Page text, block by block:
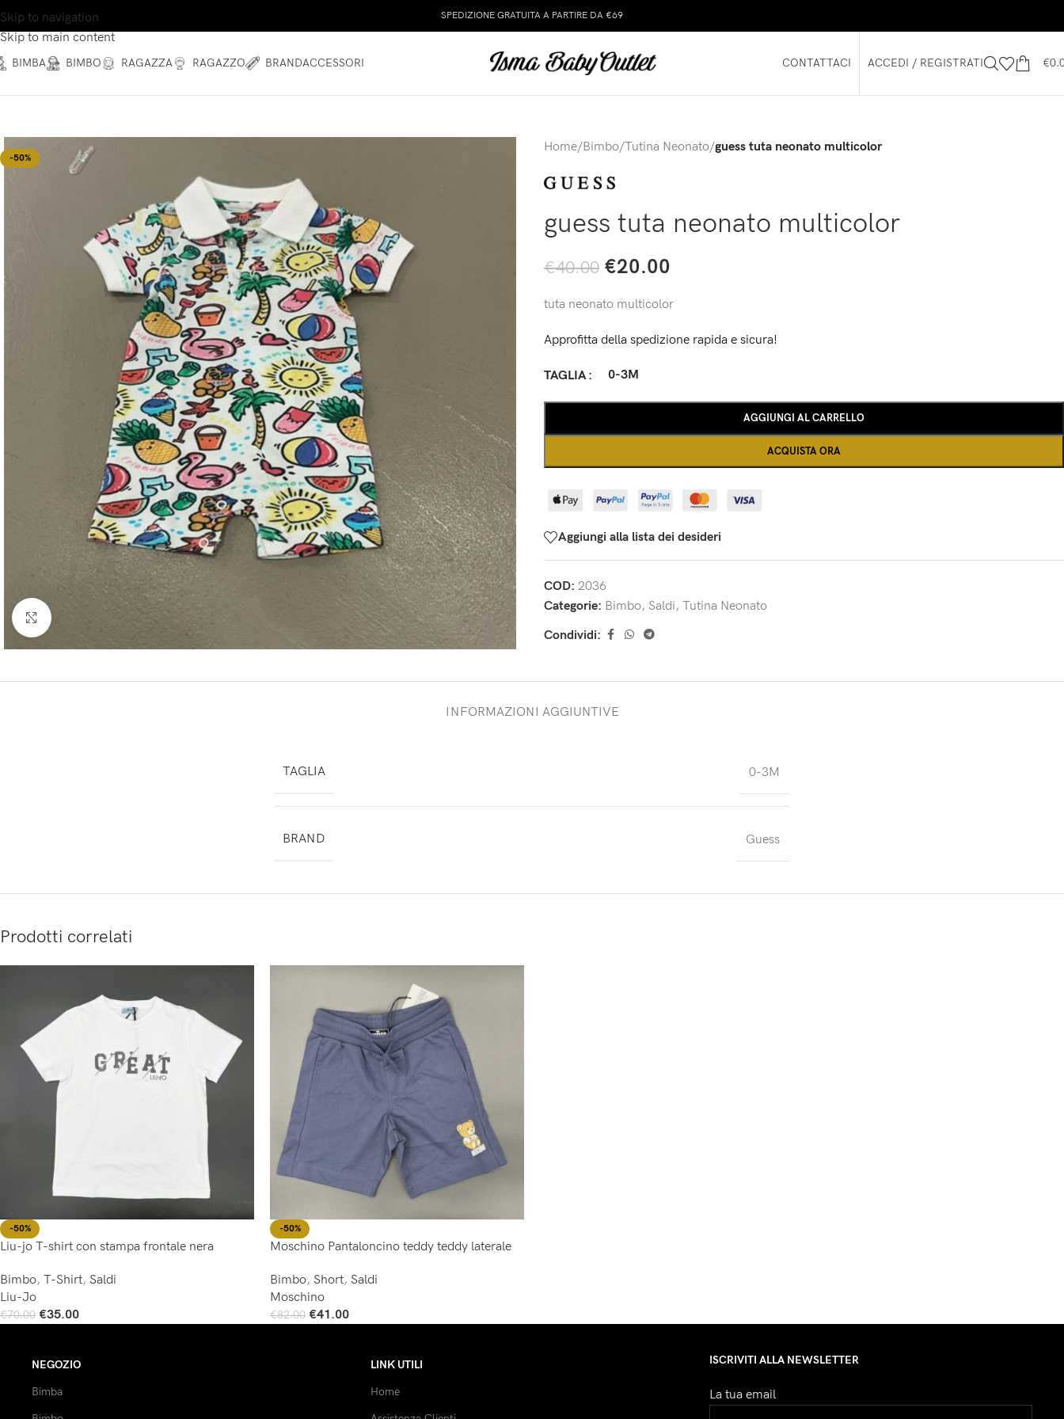
Skip to navigation
Skip to main content
SPEDIZIONE GRATUITA A PARTIRE DA €69
BIMBA BIMBO RAGAZZA RAGAZZO BRANDACCESSORI CONTATTACI ACCEDI / REGISTRATI €
-50%
Click to enlarge
Home/Bimbo/Tutina Neonato/guess tuta neonato multicolor
guess tuta neonato multicolor
€40.00 €20.00
tuta neonato multicolor
Approfitta della spedizione rapida e sicura!
TAGLIA 0-3M
AGGIUNGI AL CARRELLO
ACQUISTA ORA
Aggiungi alla lista dei desideri
COD: 2036
Categorie: Bimbo, Saldi, Tutina Neonato
Condividi:
INFORMAZIONI AGGIUNTIVE
TAGLIA 0-3M
BRAND Guess
Prodotti correlati
-50%
Liu-jo T-shirt con stampa frontale nera
Bimbo, T-Shirt, Saldi
Liu-Jo
€70.00 €35.00
-50%
Moschino Pantaloncino teddy teddy laterale
Bimbo, Short, Saldi
Moschino
€82.00 €41.00
NEGOZIO
Bimba
LINK UTILI
Home
ISCRIVITI ALLA NEWSLETTER
La tua email